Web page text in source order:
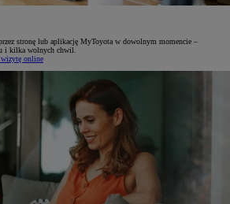
stronę lub aplikację MyToyota w dowolnym momencie –
i kilka wolnych chwil.
online